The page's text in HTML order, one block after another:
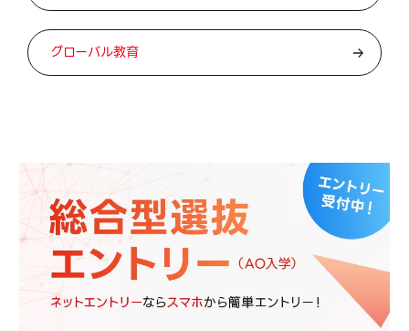
グローバル教育